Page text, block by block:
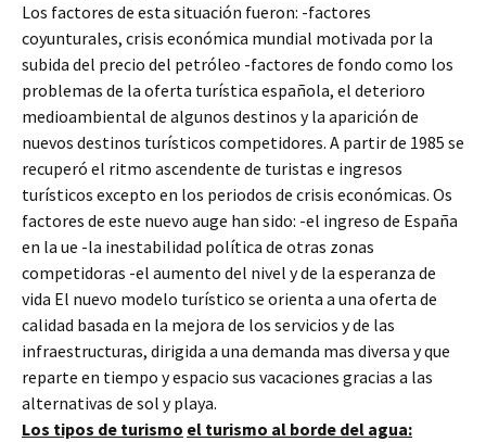
Los factores de esta situación fueron: -factores
coyunturales, crisis económica mundial motivada por la
subida del precio del petróleo -factores de fondo como los
problemas de la oferta turística española, el deterioro
medioambiental de algunos destinos y la aparición de
nuevos destinos turísticos competidores. A partir de 1985 se
recuperó el ritmo ascendente de turistas e ingresos
turísticos excepto en los periodos de crisis económicas. Os
factores de este nuevo auge han sido: -el ingreso de España
en la ue -la inestabilidad política de otras zonas
competidoras -el aumento del nivel y de la esperanza de
vida El nuevo modelo turístico se orienta a una oferta de
calidad basada en la mejora de los servicios y de las
infraestructuras, dirigida a una demanda mas diversa y que
reparte en tiempo y espacio sus vacaciones gracias a las
alternativas de sol y playa.
Los tipos de turismo el turismo al borde del agua: